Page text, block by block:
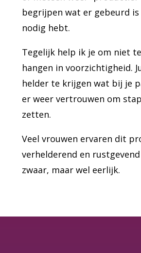
begrijpen wat er gebeurd is
nodig hebt.
Tegelijk help ik je om niet
hangen in voorzichtigheid.
helder te krijgen wat bij je
er weer vertrouwen om
zetten.
Veel vrouwen ervaren dit
verhelderend en
zwaar, maar wel eerlijk.